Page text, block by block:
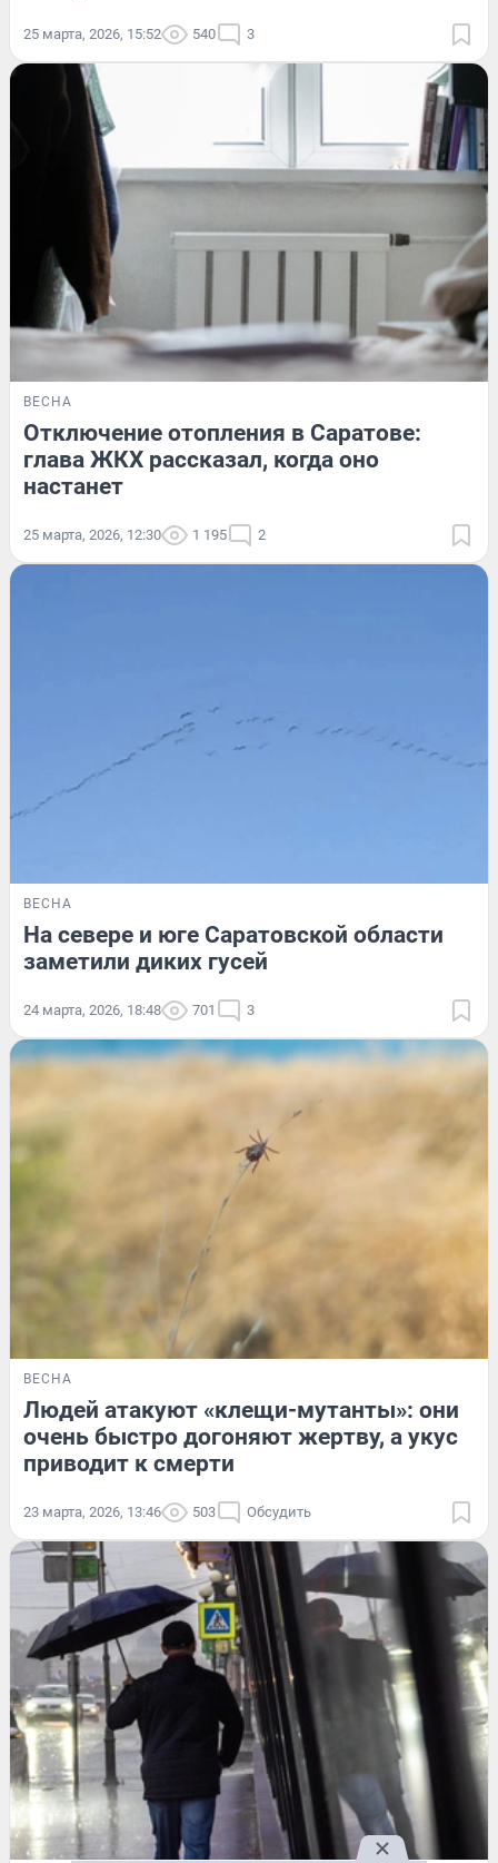
25 марта, 2026, 15:52 540 3
ВЕСНА
Отключение отопления в Саратове:
глава ЖКХ рассказал, когда оно
настанет
25 марта, 2026, 12:30 1 195 2
ВЕСНА
На севере и юге Саратовской области
заметили диких гусей
24 марта, 2026, 18:48 701 3
ВЕСНА
Людей атакуют «клещи-мутанты»: они
очень быстро догоняют жертву, а укус
приводит к смерти
23 марта, 2026, 13:46 503 Обсудить